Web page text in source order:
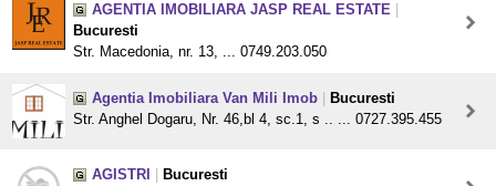
AGENTIA IMOBILIARA JASP REAL ESTATE
Bucuresti
Str. Macedonia, nr. 13, ... 0749.203.050
Agentia Imobiliara Van Mili Imob
Bucuresti
Str. Anghel Dogaru, Nr. 46,bl 4, sc.1, s .. ... 0727.395.455
AGISTRI
Bucuresti